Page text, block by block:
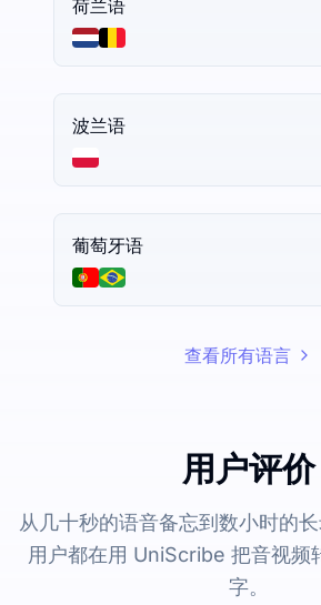
荷兰语
波兰语
葡萄牙语
查看所有语言
用户评价
从几十秒的语音备忘到数小时的
用户都在用 UniScribe 把音视频
字。